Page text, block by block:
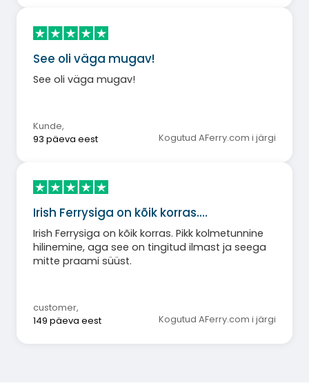
See oli väga mugav!
See oli väga mugav!
Kunde,
93 päeva eest
Kogutud AFerry.com i järgi
Irish Ferrysiga on kõik korras.…
Irish Ferrysiga on kõik korras. Pikk kolmetunnine
hilinemine, aga see on tingitud ilmast ja seega
mitte praami süüst.
customer,
149 päeva eest
Kogutud AFerry.com i järgi